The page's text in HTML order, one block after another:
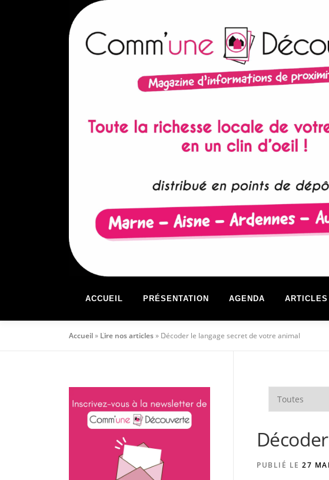
ACCUEIL PRÉSENTATION AGENDA ARTICLES
Accueil» Lire nos articles» Décoder le langage secret de votre animal
PUBLIÉ LE 27